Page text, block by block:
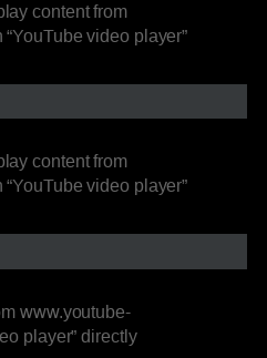
content from
video player”
content from
video player”
www.youtube-
player” directly